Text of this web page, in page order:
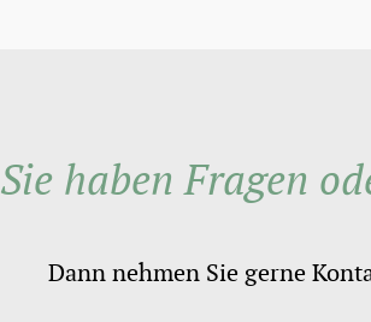
Sie haben Fragen
Dann nehmen Sie gerne